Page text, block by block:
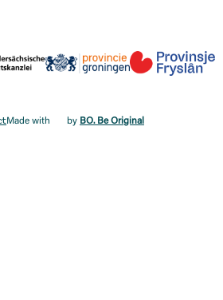
Made with by BO. Be Original